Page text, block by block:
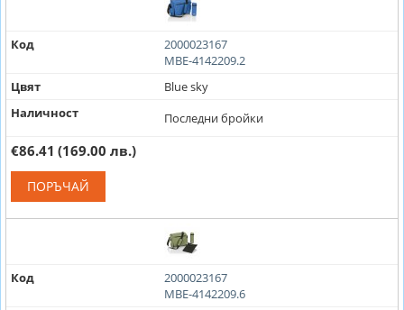
Код
2000023167
MBE-4142209.2
Цвят
Blue sky
Наличност
Последни бройки
€86.41 (169.00 лв.)
ПОРЪЧАЙ
Код
2000023167
MBE-4142209.6